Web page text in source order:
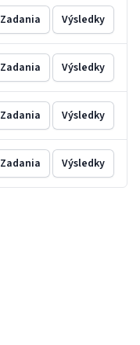
Zadania Výsledky
Zadania Výsledky
Zadania Výsledky
Zadania Výsledky